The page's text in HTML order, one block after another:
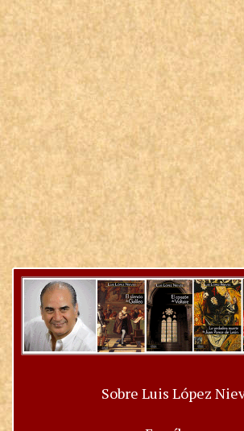
Sobre Luis López